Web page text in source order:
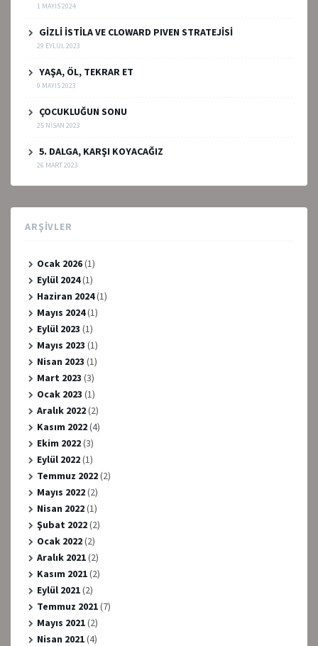
1 MAYIS 2024
GİZLİ İSTİLA VE CLOWARD PIVEN STRATEJİSİ
29 EYLÜL 2023
YAŞA, ÖL, TEKRAR ET
9 MAYIS 2023
ÇOCUKLUĞUN SONU
25 NISAN 2023
5. DALGA, KARŞI KOYACAĞIZ
26 MART 2023
ARŞIVLER
Ocak 2026(1)
Eylül 2024(1)
Haziran 2024(1)
Mayıs 2024(1)
Eylül 2023 (1)
Mayıs 2023 (1)
Nisan 2023 (1)
Mart 2023 (3)
Ocak 2023 (1)
Aralık 2022(2)
Kasım 2022(4)
Ekim 2022(3)
Eylül 2022(1)
Temmuz 2022(2)
Mayıs 2022(2)
Nisan 2022(1)
Şubat 2022(2)
Ocak 2022(2)
Aralık 2021(2)
Kasım 2021(2)
Eylül 2021(2)
Temmuz 2021(7)
Mayıs 2021(2)
Nisan 2021(4)